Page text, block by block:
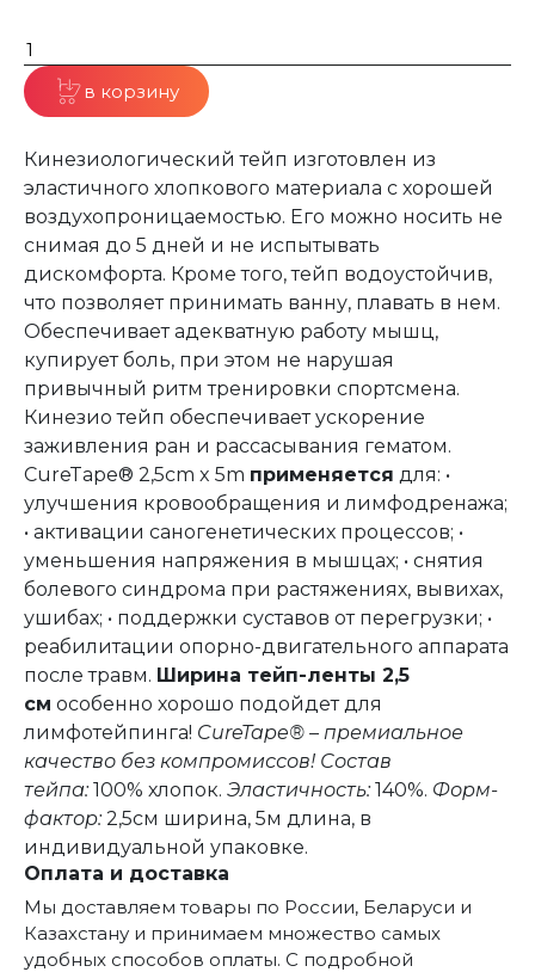
в корзину
Кинезиологический тейп изготовлен из
эластичного хлопкового материала с хорошей
воздухопроницаемостью. Его можно носить не
снимая до 5 дней и не испытывать
дискомфорта. Кроме того, тейп водоустойчив,
что позволяет принимать ванну, плавать в нем.
Обеспечивает адекватную работу мышц,
купирует боль, при этом не нарушая
привычный ритм тренировки спортсмена.
Кинезио тейп обеспечивает ускорение
заживления ран и рассасывания гематом.
CureTape® 2,5cm x 5m применяется для: •
улучшения кровообращения и лимфодренажа;
• активации саногенетических процессов; •
уменьшения напряжения в мышцах; • снятия
болевого синдрома при растяжениях, вывихах,
ушибах; • поддержки суставов от перегрузки; •
реабилитации опорно-двигательного аппарата
после травм. Ширина тейп-ленты 2,5
см особенно хорошо подойдет для
лимфотейпинга! CureTape® – премиальное
качество без компромиссов! Состав
тейпа: 100% хлопок. Эластичность: 140%. Форм-
фактор: 2,5см ширина, 5м длина, в
индивидуальной упаковке.
Оплата и доставка
Мы доставляем товары по России, Беларуси и
Казахстану и принимаем множество самых
удобных способов оплаты. С подробной